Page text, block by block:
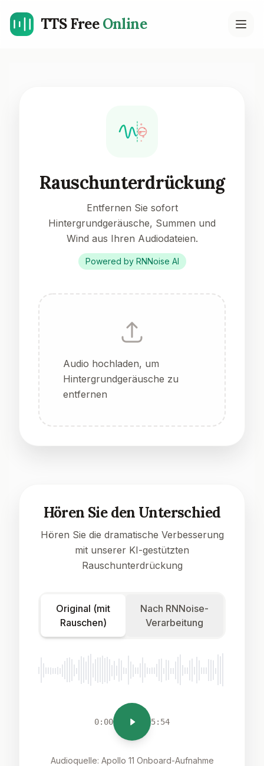
TTS FreeOnline
Rauschunterdrückung
Entfernen Sie sofort
Hintergrundgeräusche, Summen und
Wind aus Ihren Audiodateien.
Powered by RNNoise AI
Audio hochladen, um
Hintergrundgeräusche zu
entfernen
Hören Sie den Unterschied
Hören Sie die dramatische Verbesserung
mit unserer KI-gestützten
Rauschunterdrückung
Original (mit
Rauschen)
Nach RNNoise-
Verarbeitung
0:00 5:54
Audioquelle: Apollo 11 Onboard-Aufnahme